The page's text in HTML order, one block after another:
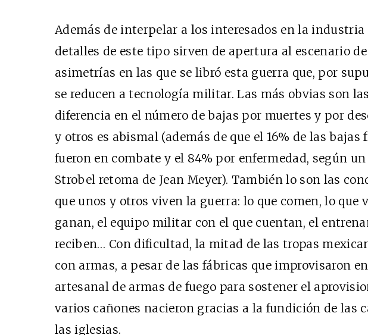
Además de interpelar a los interesados en la
detalles de este tipo sirven de apertura al escenario
asimetrías en las que se libró esta guerra que, por
se reducen a tecnología militar. Las más obvias son
diferencia en el número de bajas por muertes y por
y otros es abismal (además de que el 16% de las bajas
fueron en combate y el 84% por enfermedad, según
Strobel retoma de Jean Meyer). También lo son las
que unos y otros viven la guerra: lo que comen, lo que
ganan, el equipo militar con el que cuentan, el
reciben… Con dificultad, la mitad de las tropas
con armas, a pesar de las fábricas que improvisaron
artesanal de armas de fuego para sostener el
varios cañones nacieron gracias a la fundición de las
las iglesias.